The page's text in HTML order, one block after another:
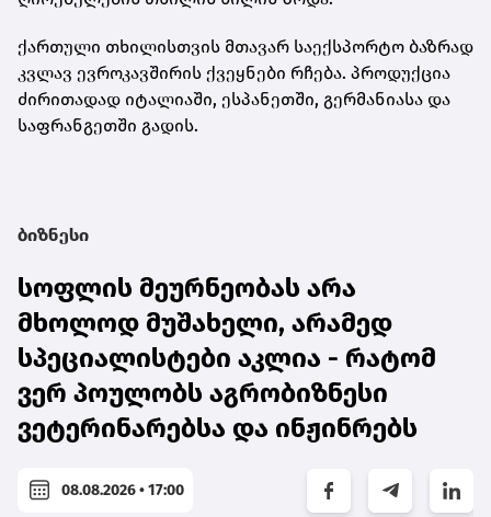
ქართული თხილისთვის მთავარ საექსპორტო ბაზრად
კვლავ ევროკავშირის ქვეყნები რჩება. პროდუქცია
ძირითადად იტალიაში, ესპანეთში, გერმანიასა და
საფრანგეთში გადის.
ბიზნესი
სოფლის მეურნეობას არა
მხოლოდ მუშახელი, არამედ
სპეციალისტები აკლია - რატომ
ვერ პოულობს აგრობიზნესი
ვეტერინარებსა და ინჟინრებს
08.08.2026 • 17:00